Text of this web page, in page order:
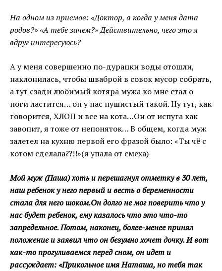
На одном из приемов: «Доктор, а когда у меня дата
родов?» «А тебе зачем?» Действительно, чего это я
вдруг интересуюсь?
А у меня совершенно по-дурацки воды отошли,
наклонилась, чтобы шваброй в совок мусор собрать,
а тут сзади любимый котяра мужа ко мне стал о
ноги ластится… он у нас пушистый такой. Ну тут, как
говорится, ХЛОП и все на кота…Он от испуга как
завопит, я тоже от непоняток… В общем, когда муж
залетел на кухню первой его фразой было: «Ты чё с
котом сделала??!!»(я упала от смеха)
Мой муж (Паша) хоть и перешагнул отметку в 30 лет,
наш ребенок у него первый и весть о беременности
стала для него шоком.Он долго не мог поверить что у
нас будет ребенок, ему казалось что это что-то
запредельное. Потом, наконец, более-менее принял
положение и заявил что он безумно хочет дочку. И вот
как-то прогуливаемся перед сном, он идет и
рассуждает: «Прикольное имя Наташа, но тебя так